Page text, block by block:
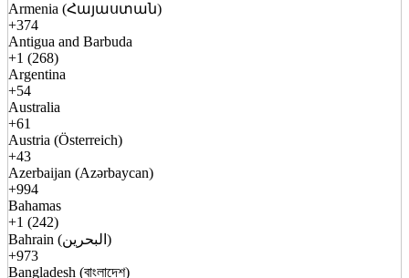
Armenia (Հայաստան)
+374
Antigua and Barbuda
+1 (268)
Argentina
+54
Australia
+61
Austria (Österreich)
+43
Azerbaijan (Azərbaycan)
+994
Bahamas
+1 (242)
Bahrain (البحرين)
+973
Bangladesh (বাংলাদেশ)